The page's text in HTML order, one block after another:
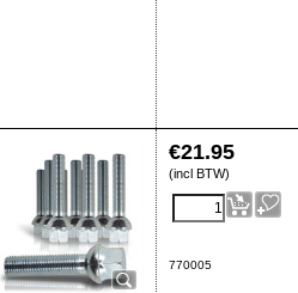
€21.95
(incl BTW)
770005